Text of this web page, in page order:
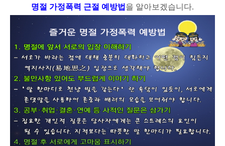
명절 가정폭력 근절 예방법 을 알아보겠습니다.